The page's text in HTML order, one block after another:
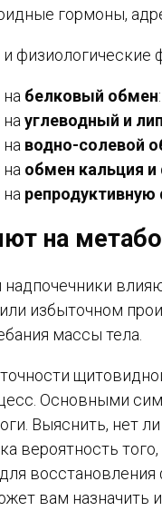
гормоны,
физиологические
белковый обмен
углеводный и
водно-солевой
обмен кальция
на
избыточном
массы тела.
Основными
Выяснить, нет
вероятность
вам назначить